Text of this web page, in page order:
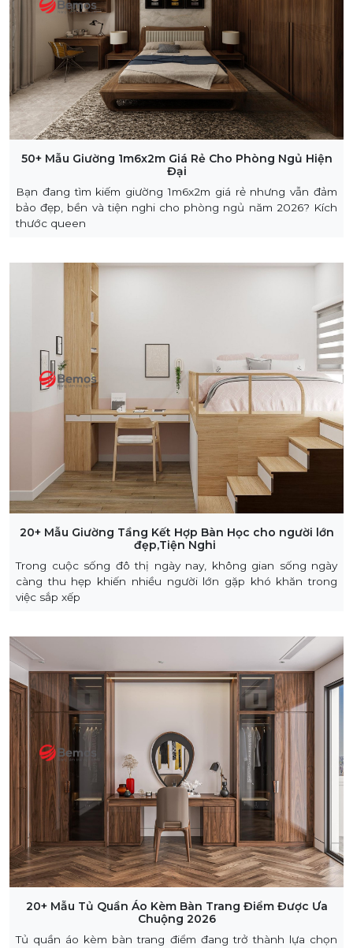
50+ Mẫu Giường 1m6x2m Giá Rẻ Cho Phòng Ngủ Hiện
Đại
Bạn đang tìm kiếm giường 1m6x2m giá rẻ nhưng vẫn đảm
bảo đẹp, bền và tiện nghi cho phòng ngủ năm 2026? Kích
thước queen
20+ Mẫu Giường Tầng Kết Hợp Bàn Học cho người lớn
đẹp,Tiện Nghi
Trong cuộc sống đô thị ngày nay, không gian sống ngày
càng thu hẹp khiến nhiều người lớn gặp khó khăn trong
việc sắp xếp
20+ Mẫu Tủ Quần Áo Kèm Bàn Trang Điểm Được Ưa
Chuộng 2026
Tủ quần áo kèm bàn trang điểm đang trở thành lựa chọn